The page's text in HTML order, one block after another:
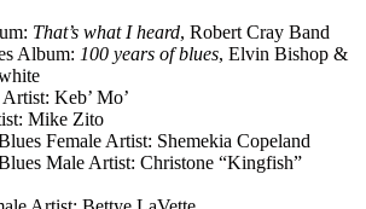
That’s what I heard, Robert Cray Band
Album: 100 years of blues, Elvin Bishop &
Keb’ Mo’
Mike Zito
Female Artist: Shemekia Copeland
Male Artist: Christone “Kingfish”